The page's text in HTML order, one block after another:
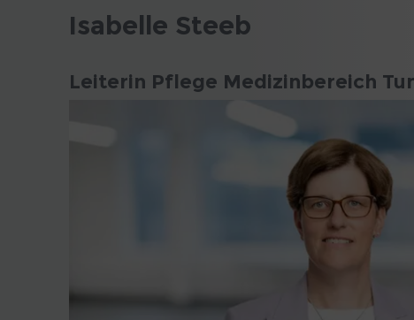
Isabelle Steeb
Leiterin Pflege Medizinbereich